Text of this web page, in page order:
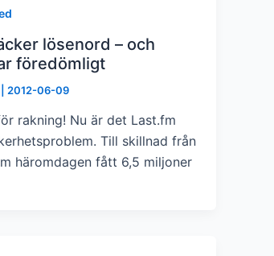
lösenord – och
föredömligt
2012-06-09
rakning! Nu är det Last.fm
Till skillnad från
häromdagen fått 6,5 miljoner